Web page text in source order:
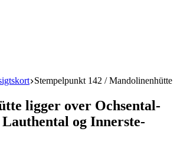
Stempelpunkt 142 / Mandolinenhütte
ligger over Ochsental-
og Innerste-